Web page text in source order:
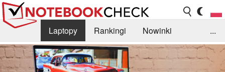
Laptopy Rankingi
Nowinki
Biblioteka
Info Szukajka recenzji
...